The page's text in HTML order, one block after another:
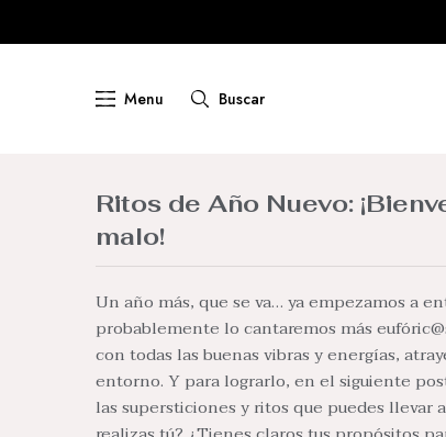
Menu Buscar
Ritos de Año Nuevo:
malo!
Un año más, que se va… ya empezamos a
probablemente lo cantaremos más
con todas las buenas vibras y energías,
entorno. Y para lograrlo, en el siguiente
las supersticiones y ritos que puedes llevar